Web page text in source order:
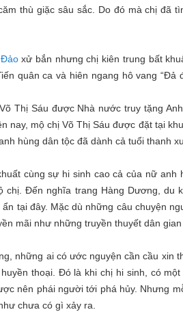
thù giặc sâu sắc. Do đó mà chị đã
xử bắn nhưng chị kiên trung bất
quân ca và hiên ngang hô vang
Thị Sáu được Nhà nước truy tặng
nay, mộ chị Võ Thị Sáu được đặt tại
hùng dân tộc đã dành cả tuổi thanh
cùng sự hi sinh cao cả của nữ
chị. Đến nghĩa trang Hàng Dương, du
tại đây. Mặc dù những câu chuyện
mãi như những truyền thuyết dân gian
những ai có ước nguyện cần cầu xin
thoại. Đó là khi chị hi sinh, có
nên phái người tới phá hủy. Nhưng
chưa có gì xảy ra.